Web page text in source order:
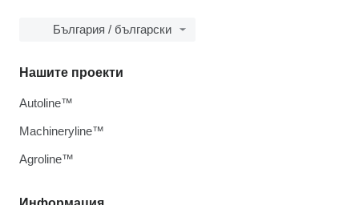
България / български
Нашите проекти
Autoline™
Machineryline™
Agroline™